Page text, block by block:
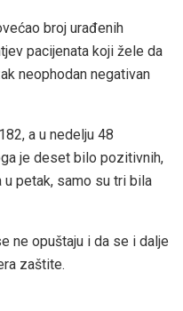
broj urađenih
pacijenata koji žele da
neophodan negativan
a u nedelju 48
je deset bilo pozitivnih,
petak, samo su tri bila
ne opuštaju i da se i dalje
zaštite.